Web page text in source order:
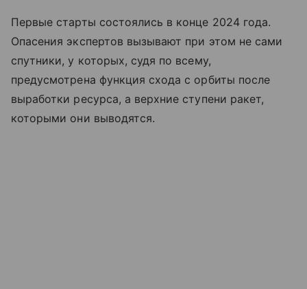
Первые старты состоялись в конце 2024 года.
Опасения экспертов вызывают при этом не сами
спутники, у которых, судя по всему,
предусмотрена функция схода с орбиты после
выработки ресурса, а верхние ступени ракет,
которыми они выводятся.